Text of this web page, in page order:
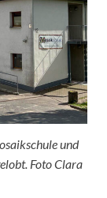
und
Foto Clara